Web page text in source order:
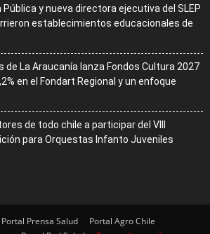
y nueva directora ejecutiva del SLEP
establecimientos educacionales de
de La Araucanía lanza Fondos Cultura 2027
en el Fondart Regional y un enfoque
de todo chile a participar del VIII
para Orquestas Infanto Juveniles
Portal Prensa Salud
Portal Agro Chile